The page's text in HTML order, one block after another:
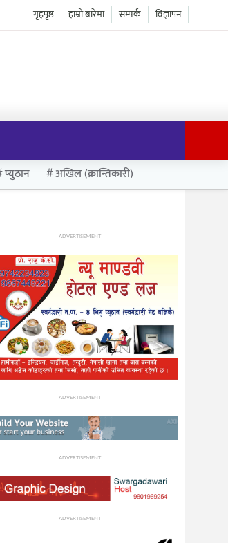
विज्ञापन
सम्पर्क
हाम्रो बारेमा
गृहपृष्ठ
प्युठान अखिल (क्रान्तिकारी)
ADVERTISEMENT
ADVERTISEMENT
ADVERTISEMENT
ADVERTISEMENT